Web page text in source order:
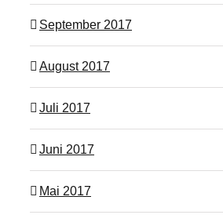
September 2017
August 2017
Juli 2017
Juni 2017
Mai 2017